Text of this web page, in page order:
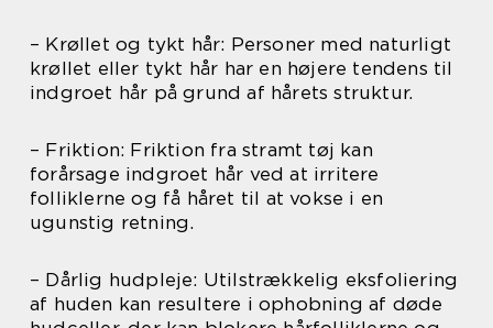
– Krøllet og tykt hår: Personer med naturligt
krøllet eller tykt hår har en højere tendens til
indgroet hår på grund af hårets struktur.
– Friktion: Friktion fra stramt tøj kan
forårsage indgroet hår ved at irritere
folliklerne og få håret til at vokse i en
ugunstig retning.
– Dårlig hudpleje: Utilstrækkelig eksfoliering
af huden kan resultere i ophobning af døde